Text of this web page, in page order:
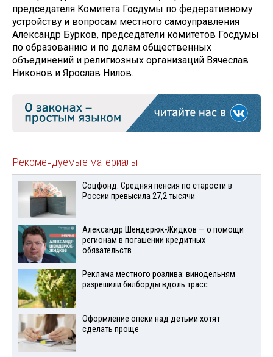
председателя Комитета Госдумы по федеративному
устройству и вопросам местного самоуправления
Александр Бурков, председатели комитетов Госдумы
по образованию и по делам общественных
объединений и религиозных организаций Вячеслав
Никонов и Ярослав Нилов.
Рекомендуемые материалы
Соцфонд: Средняя пенсия по старости в
России превысила 27,2 тысячи
Александр Шендерюк-Жидков — о помощи
регионам в погашении кредитных
обязательств
Реклама местного розлива: винодельням
разрешили билборды вдоль трасс
Оформление опеки над детьми хотят
сделать проще